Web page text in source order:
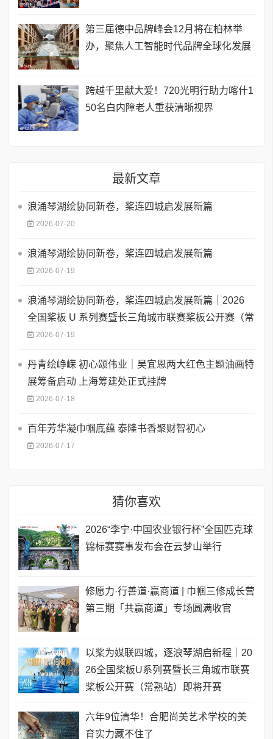
第三届德中品牌峰会12月将在柏林举
办，聚焦人工智能时代品牌全球化发展
跨越千里献大爱！720光明行助力喀什1
50名白内障老人重获清晰视界
最新文章
浪涌琴湖绘协同新卷，桨连四城启发展新篇
2026-07-20
浪涌琴湖绘协同新卷，桨连四城启发展新篇
2026-07-19
浪涌琴湖绘协同新卷，桨连四城启发展新篇｜2026
全国桨板 U 系列赛暨长三角城市联赛桨板公开赛（常
2026-07-19
丹青绘峥嵘 初心颂伟业｜吴宜恩两大红色主题油画特
展筹备启动 上海筹建处正式挂牌
2026-07-18
百年芳华凝巾帼底蕴 泰隆书香聚财智初心
2026-07-17
猜你喜欢
2026“李宁·中国农业银行杯”全国匹克球
锦标赛赛事发布会在云梦山举行
修愿力·行善道·赢商道 | 巾帼三修成长营
第三期「共赢商道」专场圆满收官
以桨为媒联四城，逐浪琴湖启新程｜20
26全国桨板U系列赛暨长三角城市联赛
桨板公开赛（常熟站）即将开赛
六年9位清华！合肥尚美艺术学校的美
育实力藏不住了